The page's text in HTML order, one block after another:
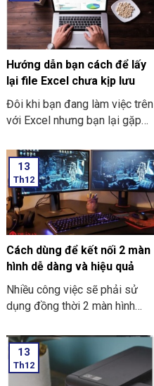
Hướng dẫn bạn cách để lấy
lại file Excel chưa kịp lưu
Đôi khi bạn đang làm việc trên
với Excel nhưng bạn lại gặp
bị mất điện bạn quên chưa kịp
lưu hay laptop tắt nguồn đột
ngột làm cho bạn chưa thể kịp
lưu file. Và dưới đây là những
cách hướng dẫn bạn cách để
lấy lại file Excel chưa kịp lưu
đơn giản và dễ thực hiện.
13
Th12
Cách dùng để kết nối 2 màn
hình dễ dàng và hiệu quả
Nhiều công việc sẽ phải sử
dụng đồng thời 2 màn hình
tối ưu và nhanh hơn. Nhưng
cách dùng để kết nối 2 màn
hình dễ dàng và hiệu quả như
13
Th12